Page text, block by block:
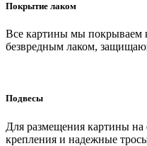
Покрытие лаком
Все картины мы покрываем
безвредным лаком,
Подвесы
Для размещения картины
крепления и надежные